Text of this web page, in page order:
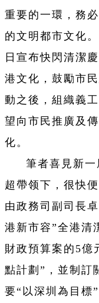
重要的一環，務
的文明都市文化
日宣布快閃清潔
港文化，鼓勵市
動之後，組織義
望向市民推廣及
化。
筆者喜見新
超帶领下，很快
由政務司副司長
港新市容”全港清
財政預算案的5億
點計劃”，並制訂
要“以深圳為目標